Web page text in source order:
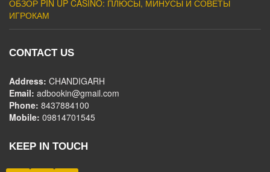
ОБЗОР PIN UP CASINO: ПЛЮСЫ, МИНУСЫ И СОВЕТЫ
ИГРОКАМ
CONTACT US
Address: CHANDIGARH
Email: adbookin@gmail.com
Phone: 8437884100
Mobile: 09814701545
KEEP IN TOUCH